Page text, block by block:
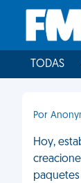
TODAS
Por
Hoy,